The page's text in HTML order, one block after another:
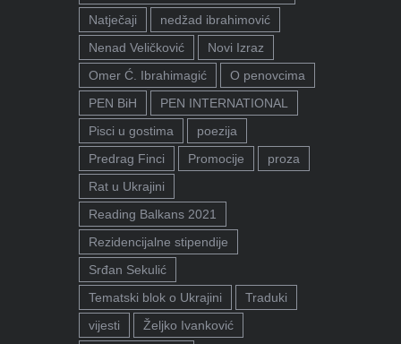
Natječaji
nedžad ibrahimović
Nenad Veličković
Novi Izraz
Omer Ć. Ibrahimagić
O penovcima
PEN BiH
PEN INTERNATIONAL
Pisci u gostima
poezija
Predrag Finci
Promocije
proza
Rat u Ukrajini
Reading Balkans 2021
Rezidencijalne stipendije
Srđan Sekulić
Tematski blok o Ukrajini
Traduki
vijesti
Željko Ivanković